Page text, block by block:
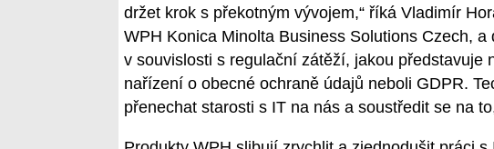
držet krok s překotným vývojem,“ říká Vladimír
WPH Konica Minolta Business Solutions Czech,
v souvislosti s regulační zátěží, jakou představuje
nařízení o obecné ochraně údajů neboli GDPR.
přenechat starosti s IT na nás a soustředit se na